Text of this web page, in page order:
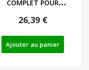
COMPLET POUR
DE...
26,39 €
Ajouter au panier